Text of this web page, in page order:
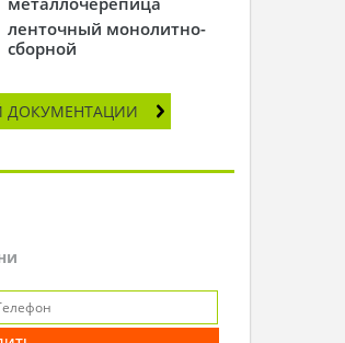
ленточный монолитно-
сборной
ДОКУМЕНТАЦИИ